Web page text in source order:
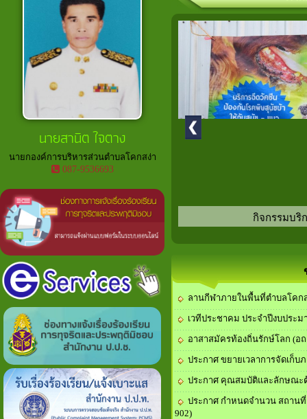
นายสานิต ใจตาง
นายกองค์การบริหารส่วนตำบลโคกสง่า
087-9536693
กิจกรรมบริ
ลานกีฬาภายในพื้นที่ตำบลโคก
เวทีประชาคม ประจำปีงบประม
อาสาสมัครท้องถิ่นรักษ์โลก (อ
ประกาศ ขยายเวลาการจัดเก็บ
ประกาศ คุณสมบัติและลักษณะ
ประกาศ กำหนดจำนวน สถาน
902)